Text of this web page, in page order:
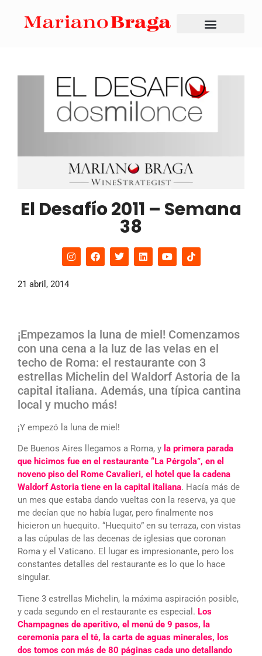
El Desafío 2011 – Semana
38
21 abril, 2014
¡Empezamos la luna de miel! Comenzamos
con una cena a la luz de las velas en el
techo de Roma: el restaurante con 3
estrellas Michelin del Waldorf Astoria de la
capital italiana. Además, una típica cantina
local y mucho más!
¡Y empezó la luna de miel!
De Buenos Aires llegamos a Roma, y la primera parada
que hicimos fue en el restaurante “La Pérgola”, en el
noveno piso del Rome Cavalieri, el hotel que la cadena
Waldorf Astoria tiene en la capital italiana. Hacía más de
un mes que estaba dando vueltas con la reserva, ya que
me decían que no había lugar, pero finalmente nos
hicieron un huequito. “Huequito” en su terraza, con vistas
a las cúpulas de las decenas de iglesias que coronan
Roma y el Vaticano. El lugar es impresionante, pero los
constantes detalles del restaurante es lo que lo hace
singular.
Tiene 3 estrellas Michelin, la máxima aspiración posible,
y cada segundo en el restaurante es especial. Los
Champagnes de aperitivo, el menú de 9 pasos, la
ceremonia para el té, la carta de aguas minerales, los
dos tomos con más de 80 páginas cada uno detallando